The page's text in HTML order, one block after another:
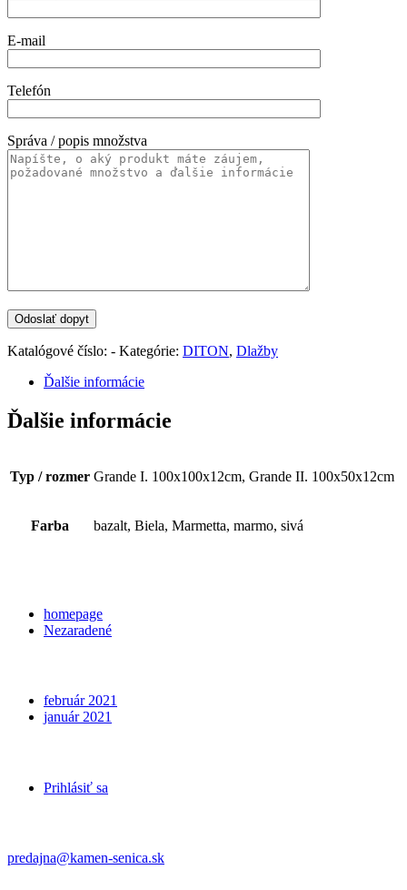
E-mail
Telefón
Správa / popis množstva
Katalógové číslo: - Kategórie: DITON, Dlažby
Ďalšie informácie
Ďalšie informácie
Typ / rozmer Grande I. 100x100x12cm, Grande II. 100x50x12cm
Farba bazalt, Biela, Marmetta, marmo, sivá
homepage
Nezaradené
február 2021
január 2021
Prihlásiť sa
predajna@kamen-senica.sk